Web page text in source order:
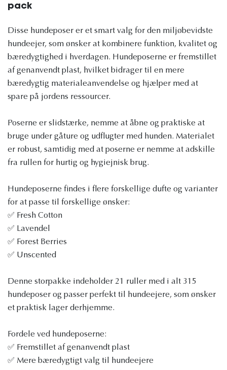
pack
Disse hundeposer er et smart valg for den miljøbevidste
hundeejer, som ønsker at kombinere funktion, kvalitet og
bæredygtighed i hverdagen. Hundeposerne er fremstillet
af genanvendt plast, hvilket bidrager til en mere
bæredygtig materialeanvendelse og hjælper med at
spare på jordens ressourcer.
Poserne er slidstærke, nemme at åbne og praktiske at
bruge under gåture og udflugter med hunden. Materialet
er robust, samtidig med at poserne er nemme at adskille
fra rullen for hurtig og hygiejnisk brug.
Hundeposerne findes i flere forskellige dufte og varianter
for at passe til forskellige ønsker:
✅ Fresh Cotton
✅ Lavendel
✅ Forest Berries
✅ Unscented
Denne storpakke indeholder 21 ruller med i alt 315
hundeposer og passer perfekt til hundeejere, som ønsker
et praktisk lager derhjemme.
Fordele ved hundeposerne:
✅ Fremstillet af genanvendt plast
✅ Mere bæredygtigt valg til hundeejere